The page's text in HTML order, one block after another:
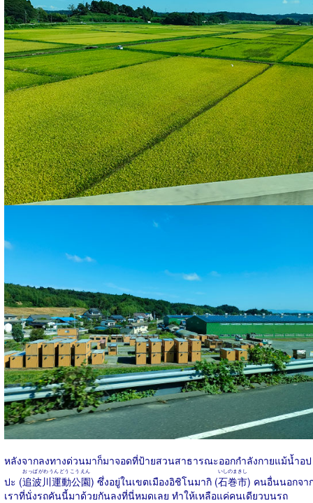
หลังจากลงทางด่วนมาก็มาจอดที่ป้ายสวนสาธารณะออกกำลังกายแม้น้ำอป
ปะ (追波川運動公園
おっぱがわうんどうこうえん
) ซึ่งอยู่ในเขตเมืองอิชิโนมากิ (石巻市
いしのまきし
) คนอื่นนอกจา
เราที่นั่งรถคันนี้มาด้วยกันลงที่นี่หมดเลย ทำให้เหลือแค่คนเดียวบนรถ